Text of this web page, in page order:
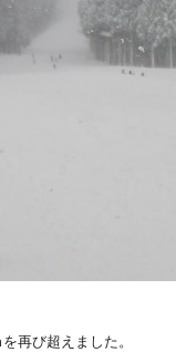
再び超えました。